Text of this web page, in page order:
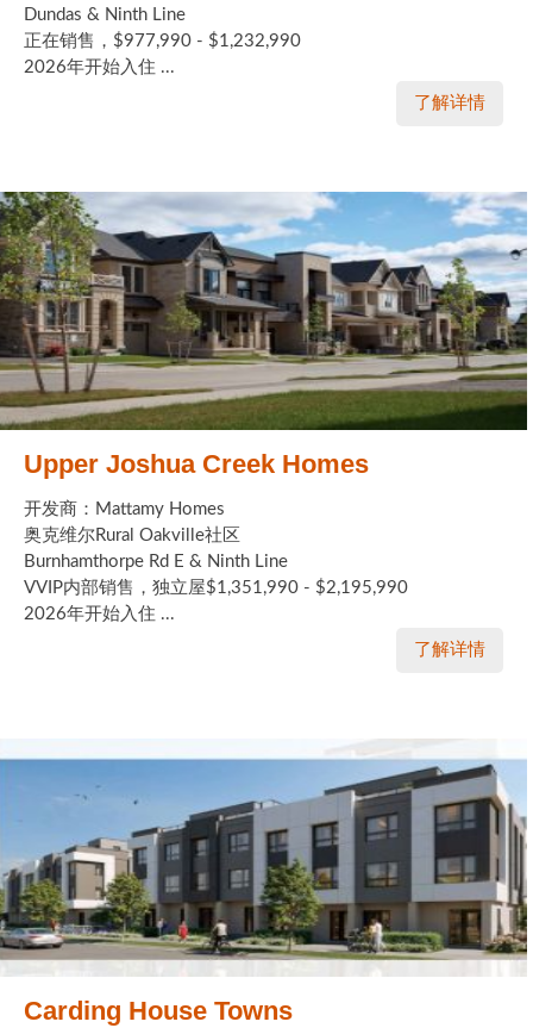
Dundas & Ninth Line
正在销售，$977,990 - $1,232,990
2026年开始入住 ...
了解详情
Upper Joshua Creek Homes
开发商：Mattamy Homes
奥克维尔Rural Oakville社区
Burnhamthorpe Rd E & Ninth Line
VVIP内部销售，独立屋$1,351,990 - $2,195,990
2026年开始入住 ...
了解详情
Carding House Towns